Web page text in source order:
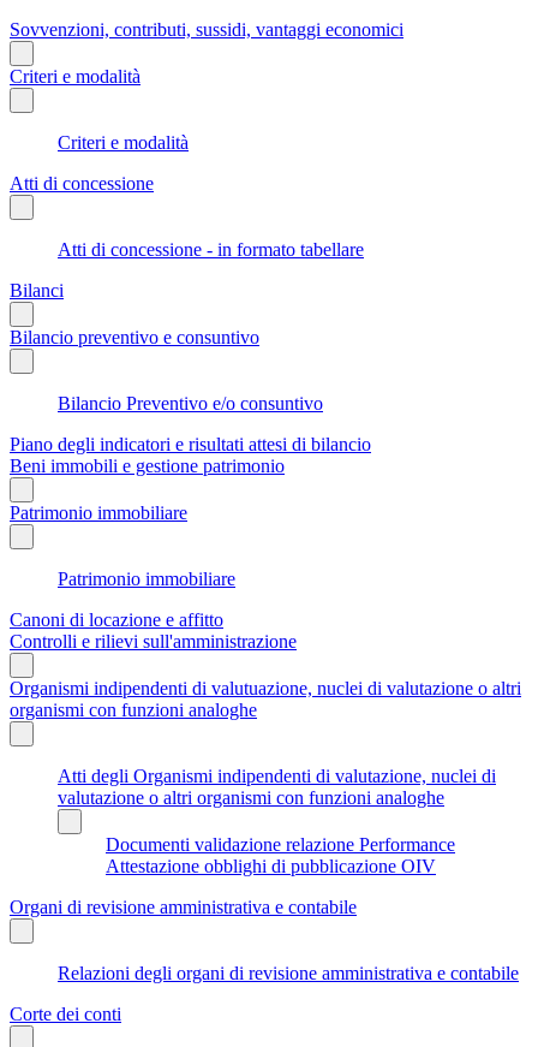
Sovvenzioni, contributi, sussidi, vantaggi economici
Criteri e modalità
Criteri e modalità
Atti di concessione
Atti di concessione - in formato tabellare
Bilanci
Bilancio preventivo e consuntivo
Bilancio Preventivo e/o consuntivo
Piano degli indicatori e risultati attesi di bilancio
Beni immobili e gestione patrimonio
Patrimonio immobiliare
Patrimonio immobiliare
Canoni di locazione e affitto
Controlli e rilievi sull'amministrazione
Organismi indipendenti di valutuazione, nuclei di valutazione o altri
organismi con funzioni analoghe
Atti degli Organismi indipendenti di valutazione, nuclei di
valutazione o altri organismi con funzioni analoghe
Documenti validazione relazione Performance
Attestazione obblighi di pubblicazione OIV
Organi di revisione amministrativa e contabile
Relazioni degli organi di revisione amministrativa e contabile
Corte dei conti